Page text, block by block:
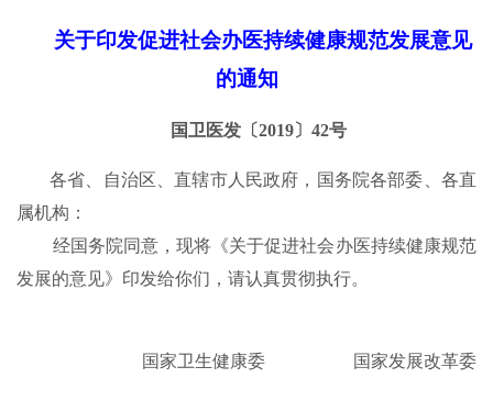
关于印发促进社会办医持续健康规范发展意见
的通知
国卫医发〔2019〕42号
各省、自治区、直辖市人民政府，国务院各部委、各直
属机构：
经国务院同意，现将《关于促进社会办医持续健康规范
发展的意见》印发给你们，请认真贯彻执行。
国家卫生健康委 国家发展改革委